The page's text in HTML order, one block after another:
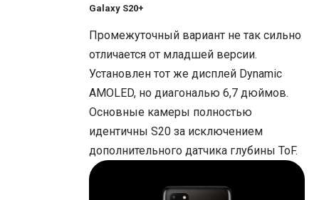
Galaxy S20+
Промежуточный вариант не так сильно
отличается от младшей версии.
Установлен тот же дисплей Dynamic
AMOLED, но диагональю 6,7 дюймов.
Основные камеры полностью
идентичны S20 за исключением
дополнительного датчика глубины ToF.